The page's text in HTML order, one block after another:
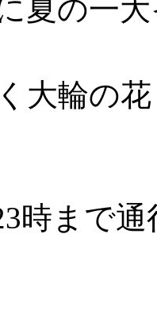
夏の一
大輪の
時まで